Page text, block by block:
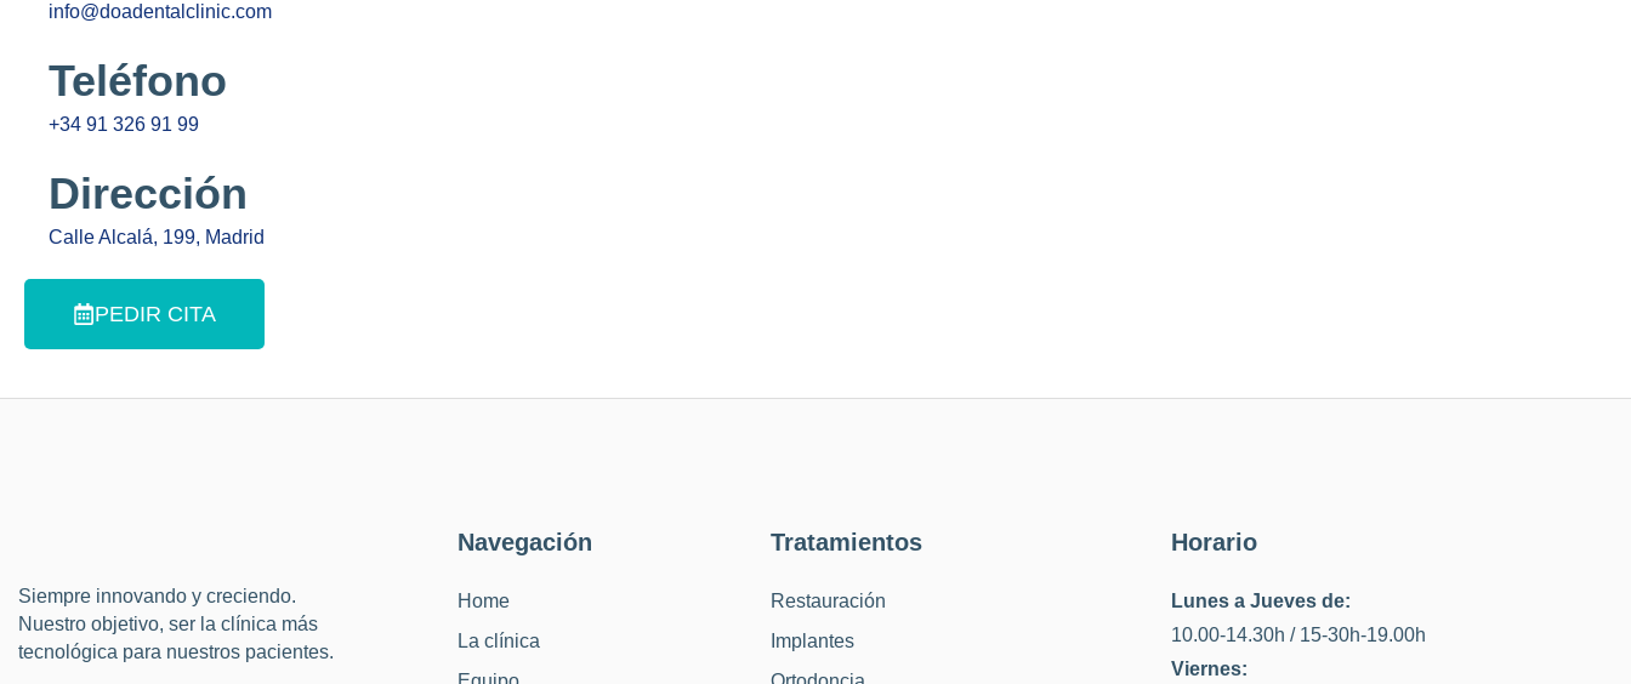
info@doadentalclinic.com
Teléfono
+34 91 326 91 99
Dirección
Calle Alcalá, 199, Madrid
PEDIR CITA
Siempre innovando y creciendo.
Nuestro objetivo, ser la clínica más
tecnológica para nuestros pacientes.
Navegación
Home
La clínica
Tratamientos
Restauración
Implantes
Horario
Lunes a Jueves de:
10.00-14.30h / 15-30h-19.00h
Viernes: